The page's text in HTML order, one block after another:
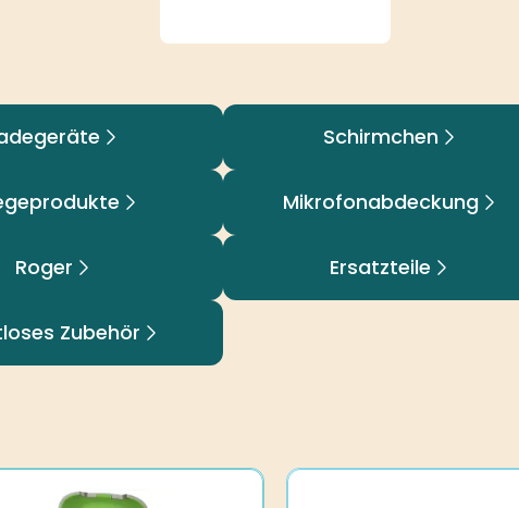
Schirmchen
Mikrofonabdeckung
Roger Ersatzteile
Zubehör